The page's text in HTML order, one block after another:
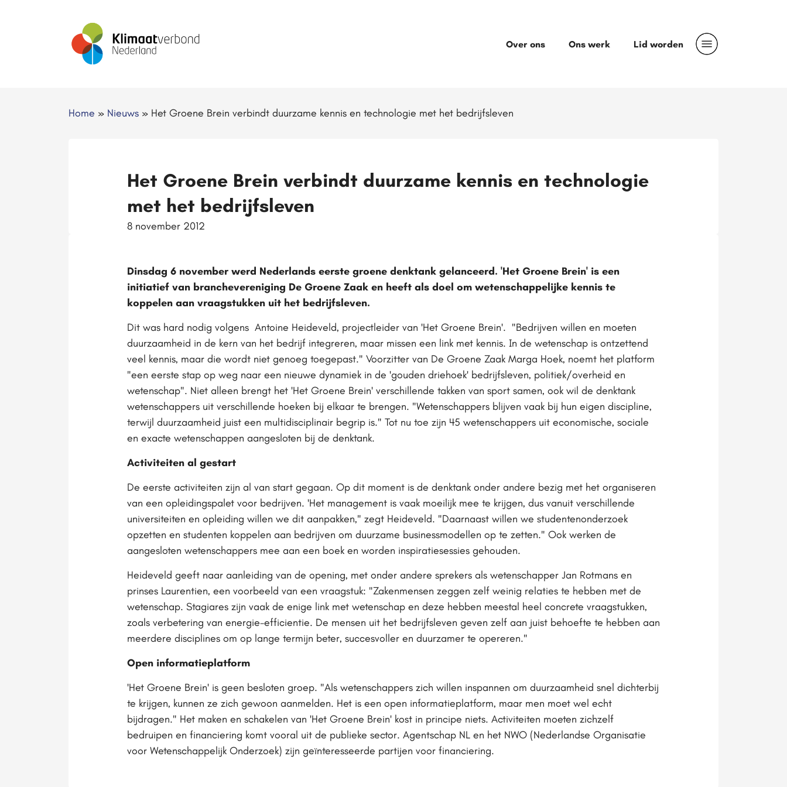
Over ons Ons werk Lid worden
Home » Nieuws » Het Groene Brein verbindt duurzame kennis en technologie met het bedrijfsleven
Het Groene Brein verbindt duurzame kennis en technologie
met het bedrijfsleven
8 november 2012
Dinsdag 6 november werd Nederlands eerste groene denktank gelanceerd. 'Het Groene Brein' is een
initiatief van branchevereniging De Groene Zaak en heeft als doel om wetenschappelijke kennis te
koppelen aan vraagstukken uit het bedrijfsleven.
Dit was hard nodig volgens Antoine Heideveld, projectleider van 'Het Groene Brein'. "Bedrijven willen en moeten
duurzaamheid in de kern van het bedrijf integreren, maar missen een link met kennis. In de wetenschap is ontzettend
veel kennis, maar die wordt niet genoeg toegepast." Voorzitter van De Groene Zaak Marga Hoek, noemt het platform
"een eerste stap op weg naar een nieuwe dynamiek in de 'gouden driehoek' bedrijfsleven, politiek/overheid en
wetenschap". Niet alleen brengt het 'Het Groene Brein' verschillende takken van sport samen, ook wil de denktank
wetenschappers uit verschillende hoeken bij elkaar te brengen. "Wetenschappers blijven vaak bij hun eigen discipline,
terwijl duurzaamheid juist een multidisciplinair begrip is." Tot nu toe zijn 45 wetenschappers uit economische, sociale
en exacte wetenschappen aangesloten bij de denktank.
Activiteiten al gestart
De eerste activiteiten zijn al van start gegaan. Op dit moment is de denktank onder andere bezig met het organiseren
van een opleidingspalet voor bedrijven. 'Het management is vaak moeilijk mee te krijgen, dus vanuit verschillende
universiteiten en opleiding willen we dit aanpakken," zegt Heideveld. "Daarnaast willen we studentenonderzoek
opzetten en studenten koppelen aan bedrijven om duurzame businessmodellen op te zetten." Ook werken de
aangesloten wetenschappers mee aan een boek en worden inspiratiesessies gehouden.
Heideveld geeft naar aanleiding van de opening, met onder andere sprekers als wetenschapper Jan Rotmans en
prinses Laurentien, een voorbeeld van een vraagstuk: "Zakenmensen zeggen zelf weinig relaties te hebben met de
wetenschap. Stagiares zijn vaak de enige link met wetenschap en deze hebben meestal heel concrete vraagstukken,
zoals verbetering van energie-efficientie. De mensen uit het bedrijfsleven geven zelf aan juist behoefte te hebben aan
meerdere disciplines om op lange termijn beter, succesvoller en duurzamer te opereren."
Open informatieplatform
'Het Groene Brein' is geen besloten groep. "Als wetenschappers zich willen inspannen om duurzaamheid snel dichterbij
te krijgen, kunnen ze zich gewoon aanmelden. Het is een open informatieplatform, maar men moet wel echt
bijdragen." Het maken en schakelen van 'Het Groene Brein' kost in principe niets. Activiteiten moeten zichzelf
bedruipen en financiering komt vooral uit de publieke sector. Agentschap NL en het NWO (Nederlandse Organisatie
voor Wetenschappelijk Onderzoek) zijn geïnteresseerde partijen voor financiering.